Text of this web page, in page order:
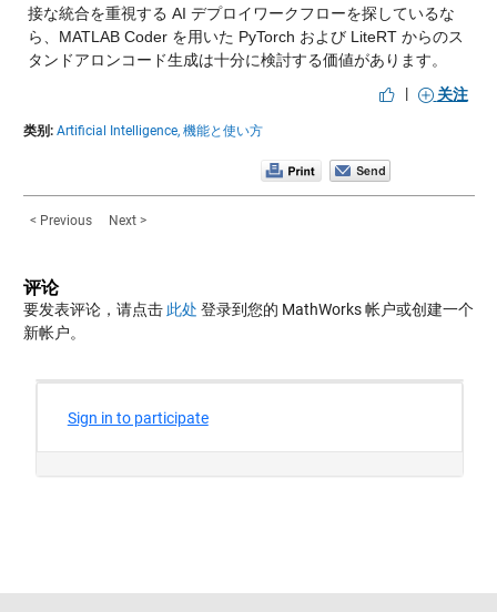
接な統合を重視する AI デプロイワークフローを探しているな
ら、MATLAB Coder を用いた PyTorch および LiteRT からのス
タンドアロンコード生成は十分に検討する価値があります。
|
关注
类别: Artificial Intelligence, 機能と使い方
< Previous Next >
评论
要发表评论，请点击 此处 登录到您的 MathWorks 帐户或创建一个
新帐户。